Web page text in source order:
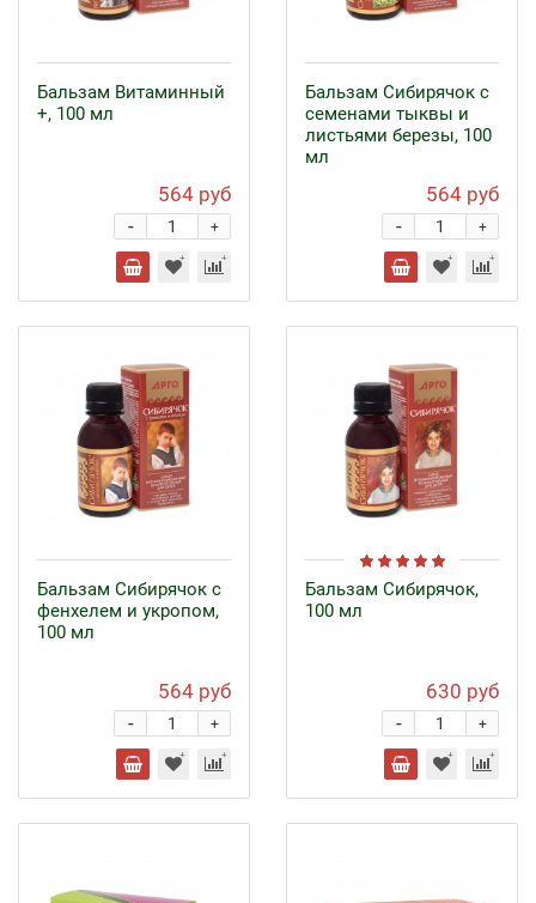
Бальзам Витаминный
+, 100 мл
564 руб
+
-
Бальзам Сибирячок с
семенами тыквы и
листьями березы, 100
мл
564 руб
+
-
Бальзам Сибирячок с
фенхелем и укропом,
100 мл
564 руб
+
-
Бальзам Сибирячок,
100 мл
630 руб
+
-